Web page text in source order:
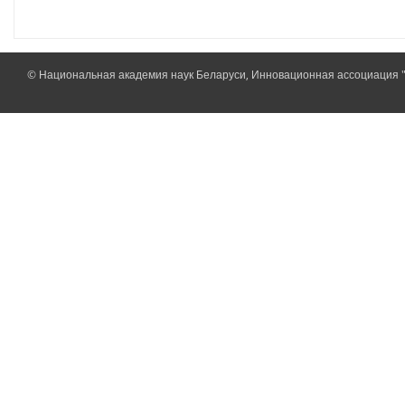
© Национальная академия наук Беларуси, Инновационная ассоциация